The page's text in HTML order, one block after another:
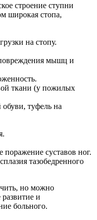
строение ступни
широкая стопа,
на стопу.
мышц и
ткани (у пожилых
туфель на
суставов ног.
тазобедренного
но можно
и
больного.